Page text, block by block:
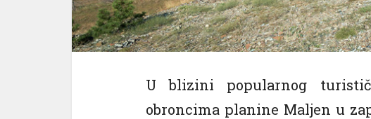
U blizini popularnog
obroncima planine Maljen u